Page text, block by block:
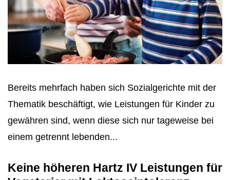
Bereits mehrfach haben sich Sozialgerichte mit der
Thematik beschäftigt, wie Leistungen für Kinder zu
gewähren sind, wenn diese sich nur tageweise bei
einem getrennt lebenden...
Keine höheren Hartz IV Leistungen für